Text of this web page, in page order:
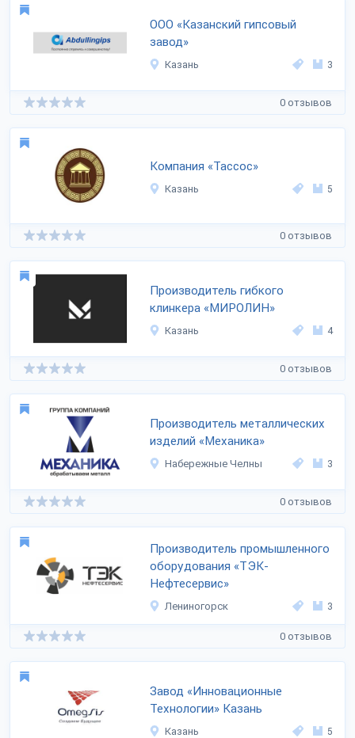
ООО «Казанский гипсовый
завод»
Казань 3
0 отзывов
Компания «Тассос»
Казань 5
0 отзывов
Производитель гибкого
клинкера «МИРОЛИН»
Казань 4
0 отзывов
Производитель металлических
изделий «Механика»
Набережные Челны 3
0 отзывов
Производитель промышленного
оборудования «ТЭК-
Нефтесервис»
Лениногорск 3
0 отзывов
Завод «Инновационные
Технологии» Казань
Казань 5